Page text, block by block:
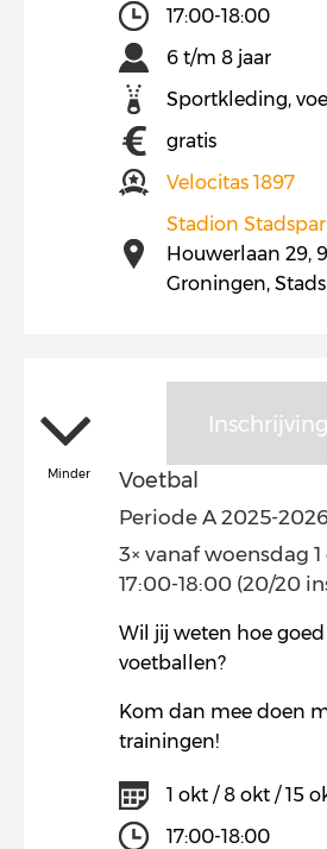
17:00-18:00
6 t/m 8 jaar
Sportkleding,
gratis
Velocitas 1897
Stadion
Houwerlaan 29,
Groningen,
Minder Voetbal
Periode A 2025-2026
3× vanaf woensdag
17:00-18:00 (20/20
Wil jij weten hoe
voetballen?
Kom dan mee doen
trainingen!
1 okt / 8 okt / 15
17:00-18:00